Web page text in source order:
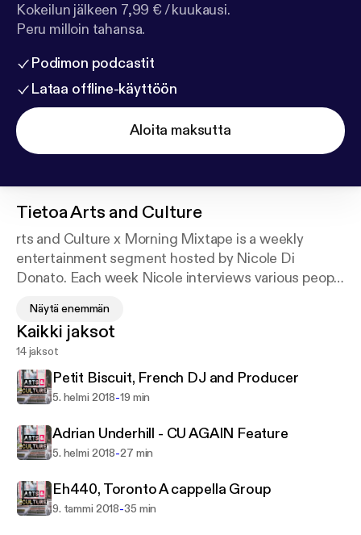
Kokeilun jälkeen 7,99 € / kuukausi.
Peru milloin tahansa.
Podimon podcastit
Lataa offline-käyttöön
Aloita maksutta
TietoaArts and Culture
rts and Culture x Morning Mixtape is a weekly
entertainment segment hosted by Nicole Di
Donato. Each week Nicole interviews various people
coming musicians, actors, as well as individuals
involved with Toronto theatre and music festivals.
Tune in live every Thursday at 9 a.m. on CJRU
1280AM or stream it online at cjru.ca. Follow Nicole
on Twitter @nicolekdidonato.
Näytä enemmän
Kaikki jaksot
14 jaksot
Petit Biscuit, French DJ and Producer
5. helmi 2018-19 min
Adrian Underhill - CU AGAIN Feature
5. helmi 2018-27 min
Eh440, Toronto A cappella Group
9. tammi 2018-35 min